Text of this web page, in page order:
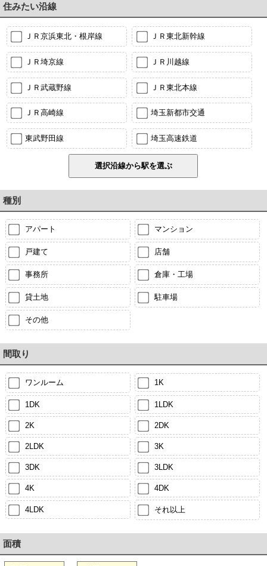
住みたい沿線
ＪＲ京浜東北・根岸線 ＪＲ東北新幹線
ＪＲ埼京線 ＪＲ川越線
ＪＲ武蔵野線 ＪＲ東北本線
ＪＲ高崎線 埼玉新都市交通
東武野田線 埼玉高速鉄道
種別
アパート マンション
戸建て 店舗
事務所 倉庫・工場
貸土地 駐車場
その他
間取り
ワンルーム 1K
1DK 1LDK
2K 2DK
2LDK 3K
3DK 3LDK
4K 4DK
4LDK それ以上
面積